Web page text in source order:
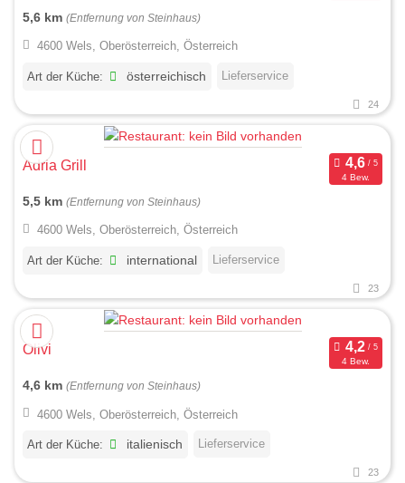
5,6 km (Entfernung von Steinhaus)
4600 Wels, Oberösterreich, Österreich
Art der Küche: österreichisch Lieferservice
24
Adria Grill
4 Bew.
5,5 km (Entfernung von Steinhaus)
4600 Wels, Oberösterreich, Österreich
Art der Küche: international Lieferservice
23
Olivi
4 Bew.
4,6 km (Entfernung von Steinhaus)
4600 Wels, Oberösterreich, Österreich
Art der Küche: italienisch Lieferservice
23